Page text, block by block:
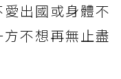
出國或身體不
不想再無止盡